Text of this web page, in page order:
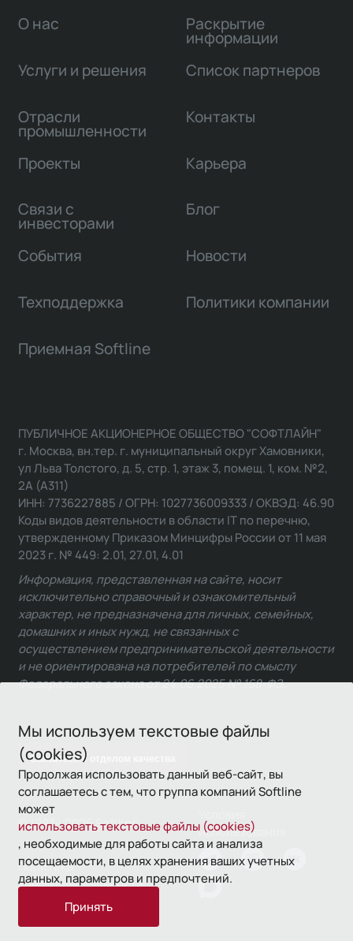
Мы используем текстовые файлы
(cookies)
Продолжая использовать данный веб-сайт, вы
соглашаетесь с тем, что группа компаний Softline
может
использовать текстовые файлы (cookies)
, необходимые для работы сайта и анализа
посещаемости, в целях хранения ваших учетных
данных, параметров и предпочтений.
Принять
О нас
Услуги и решения
Отрасли
промышленности
Проекты
Связи с
инвесторами
Раскрытие
информации
Список партнеров
Контакты
Карьера
Блог
События Новости
Техподдержка Политики компании
Приемная Softline
Связаться с отделом качества
ПУБЛИЧНОЕ АКЦИОНЕРНОЕ ОБЩЕСТВО "СОФТЛАЙН"
г. Москва, вн.тер. г. муниципальный округ Хамовники,
ул Льва Толстого, д. 5, стр. 1, этаж 3, помещ. 1, ком. №2,
2А (А311)
ИНН: 7736227885 / ОГРН: 1027736009333 / ОКВЭД: 46.90
Коды видов деятельности в области IT по перечню,
утвержденному Приказом Минцифры России от 11 мая
2023 г. № 449: 2.01, 27.01, 4.01
Информация, представленная на сайте, носит
исключительно справочный и ознакомительный
характер, не предназначена для личных, семейных,
домашних и иных нужд, не связанных с
осуществлением предпринимательской деятельности
и не ориентирована на потребителей по смыслу
Федерального закона от 24.06.2025 № 168-ФЗ.
© 1993—2026 Softline
использования
Политика
конфиденциальности